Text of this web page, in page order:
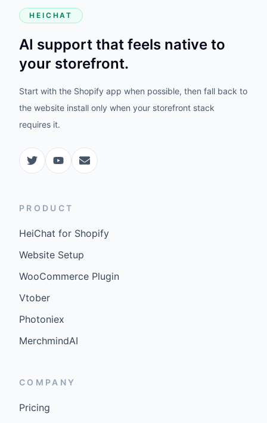
HEICHAT
AI support that feels native to
your storefront.
Start with the Shopify app when possible, then fall back to
the website install only when your storefront stack
requires it.
PRODUCT
HeiChat for Shopify
Website Setup
WooCommerce Plugin
Vtober
Photoniex
MerchmindAI
COMPANY
Pricing